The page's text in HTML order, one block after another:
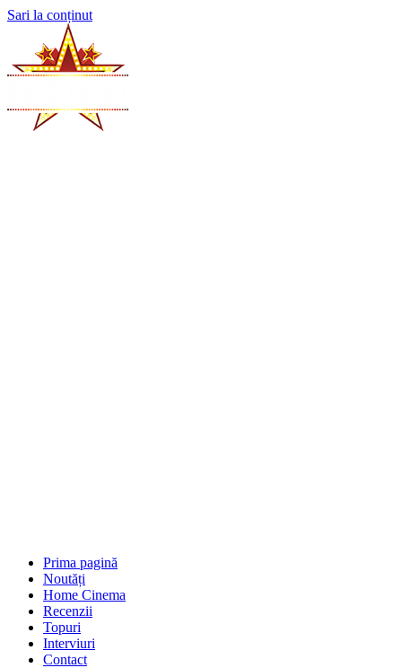
Sari la conținut
Prima pagină
Noutăți
Home Cinema
Recenzii
Topuri
Interviuri
Contact